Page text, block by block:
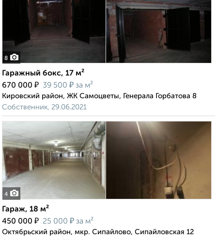
8
Гаражный бокс, 17 м²
670 000 ₽ 39 500 ₽ за м²
Кировский район, ЖК Самоцветы, Генерала Горбатова 8
Собственник, 29.06.2021
4
Гараж, 18 м²
450 000 ₽ 25 000 ₽ за м²
Октябрьский район, мкр. Сипайлово, Сипайловская 12